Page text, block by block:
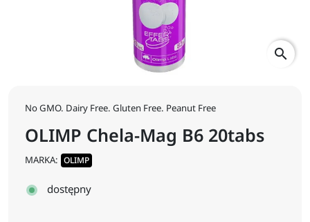
search
No GMO. Dairy Free. Gluten Free. Peanut Free
OLIMP Chela-Mag B6 20tabs
MARKA: OLIMP
dostępny